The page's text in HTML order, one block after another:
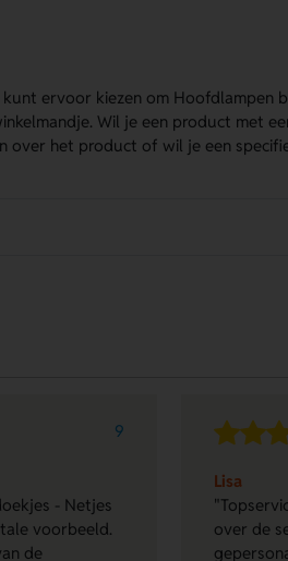
kunt ervoor kiezen om
Wil je een product met
het product of wil je een
9
- Netjes
voorbeeld.
de
Lisa
over de